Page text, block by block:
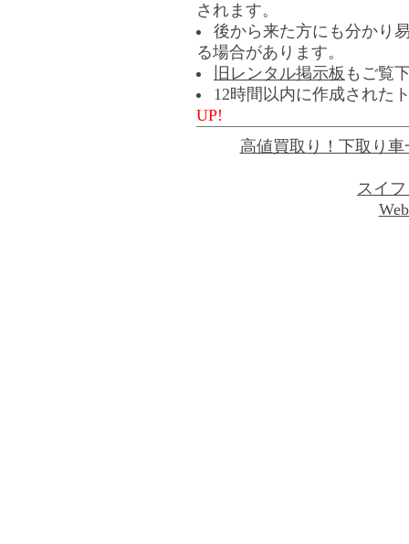
されます。
後から来た方にも分かり
る場合があります。
旧レンタル掲示板 もご覧
12時間以内に作成された
UP!
高値買取り！下取り車
スイ